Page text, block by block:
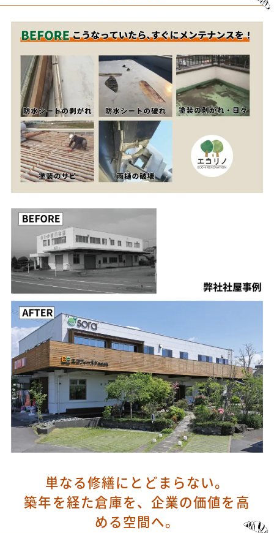
単なる修繕にとどまらない。
築年を経た倉庫を、企業の価値を高
める空間へ。